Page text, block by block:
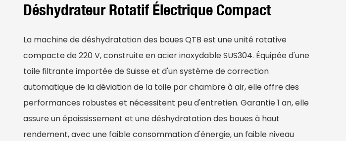
Déshydrateur Rotatif Électrique Compact
La machine de déshydratation des boues QTB est une unité rotative
compacte de 220 V, construite en acier inoxydable SUS304. Équipée d'une
toile filtrante importée de Suisse et d'un système de correction
automatique de la déviation de la toile par chambre à air, elle offre des
performances robustes et nécessitent peu d'entretien. Garantie 1 an, elle
assure un épaississement et une déshydratation des boues à haut
rendement, avec une faible consommation d'énergie, un faible niveau